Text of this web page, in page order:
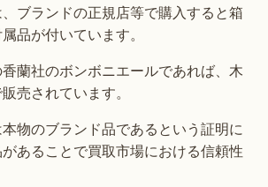
ブランドの正規店等で購入すると箱
品が付いています。
蘭社のボンボニエールであれば、木
売されています。
物のブランド品であるという証明に
あることで買取市場における信頼性